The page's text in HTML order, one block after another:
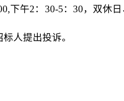
下午2： 30-5： 30，双休
人提出投诉。